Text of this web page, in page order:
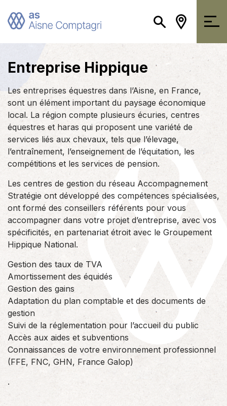
Entreprise Hippique
Les entreprises équestres dans l’Aisne, en France,
sont un élément important du paysage économique
local. La région compte plusieurs écuries, centres
équestres et haras qui proposent une variété de
services liés aux chevaux, tels que l’élevage,
l’entraînement, l’enseignement de l’équitation, les
compétitions et les services de pension.
Les centres de gestion du réseau Accompagnement
Stratégie ont développé des compétences spécialisées,
ont formé des conseillers référents pour vous
accompagner dans votre projet d’entreprise, avec vos
spécificités, en partenariat étroit avec le Groupement
Hippique National.
Gestion des taux de TVA
Amortissement des équidés
Gestion des gains
Adaptation du plan comptable et des documents de
gestion
Suivi de la réglementation pour l’accueil du public
Accès aux aides et subventions
Connaissances de votre environnement professionnel
(FFE, FNC, GHN, France Galop)
.